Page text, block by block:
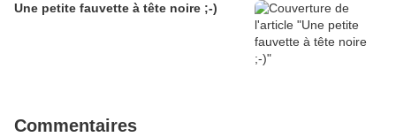
Une petite fauvette à tête noire ;-)
Commentaires